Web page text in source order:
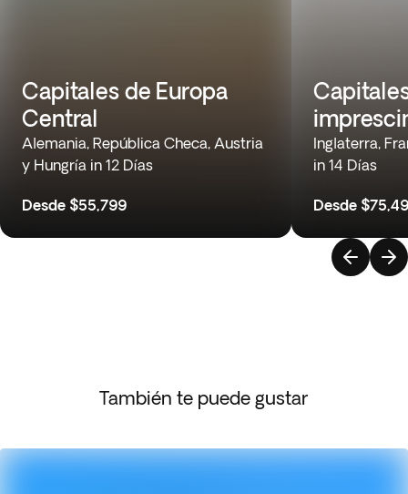
Capitales de Europa
Central
Alemania, República Checa, Austria
y Hungría in 12 Días
Desde $55,799
Inglaterra,
in 14 Días
Desde
También te puede gustar